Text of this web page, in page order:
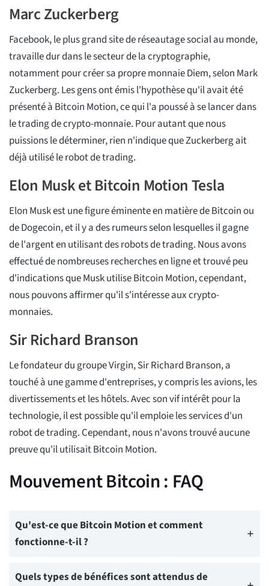
Marc Zuckerberg
Facebook, le plus grand site de réseautage social au monde,
travaille dur dans le secteur de la cryptographie,
notamment pour créer sa propre monnaie Diem, selon Mark
Zuckerberg. Les gens ont émis l'hypothèse qu'il avait été
présenté à Bitcoin Motion, ce qui l'a poussé à se lancer dans
le trading de crypto-monnaie. Pour autant que nous
puissions le déterminer, rien n'indique que Zuckerberg ait
déjà utilisé le robot de trading.
Elon Musk et Bitcoin Motion Tesla
Elon Musk est une figure éminente en matière de Bitcoin ou
de Dogecoin, et il y a des rumeurs selon lesquelles il gagne
de l'argent en utilisant des robots de trading. Nous avons
effectué de nombreuses recherches en ligne et trouvé peu
d'indications que Musk utilise Bitcoin Motion, cependant,
nous pouvons affirmer qu'il s'intéresse aux crypto-
monnaies.
Sir Richard Branson
Le fondateur du groupe Virgin, Sir Richard Branson, a
touché à une gamme d'entreprises, y compris les avions, les
divertissements et les hôtels. Avec son vif intérêt pour la
technologie, il est possible qu'il emploie les services d'un
robot de trading. Cependant, nous n'avons trouvé aucune
preuve qu'il utilisait Bitcoin Motion.
Mouvement Bitcoin : FAQ
Qu'est-ce que Bitcoin Motion et comment
fonctionne-t-il ?
Quels types de bénéfices sont attendus de